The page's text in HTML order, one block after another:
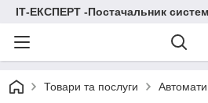
ІТ-ЕКСПЕРТ -Постачальник
Товари та послуги